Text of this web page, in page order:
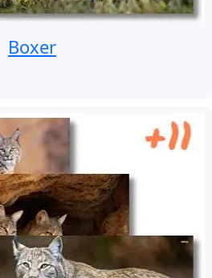
Boxer